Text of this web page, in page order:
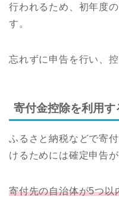
行われるため、初年度
す。
忘れずに申告を行い、
寄付金控除を利用す
ふるさと納税などで寄
けるためには確定申告が
寄付先の自治体が5つ以